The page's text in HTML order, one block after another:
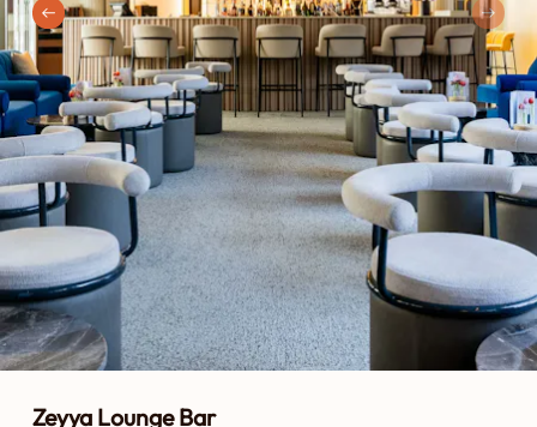
Zeyya Lounge Bar